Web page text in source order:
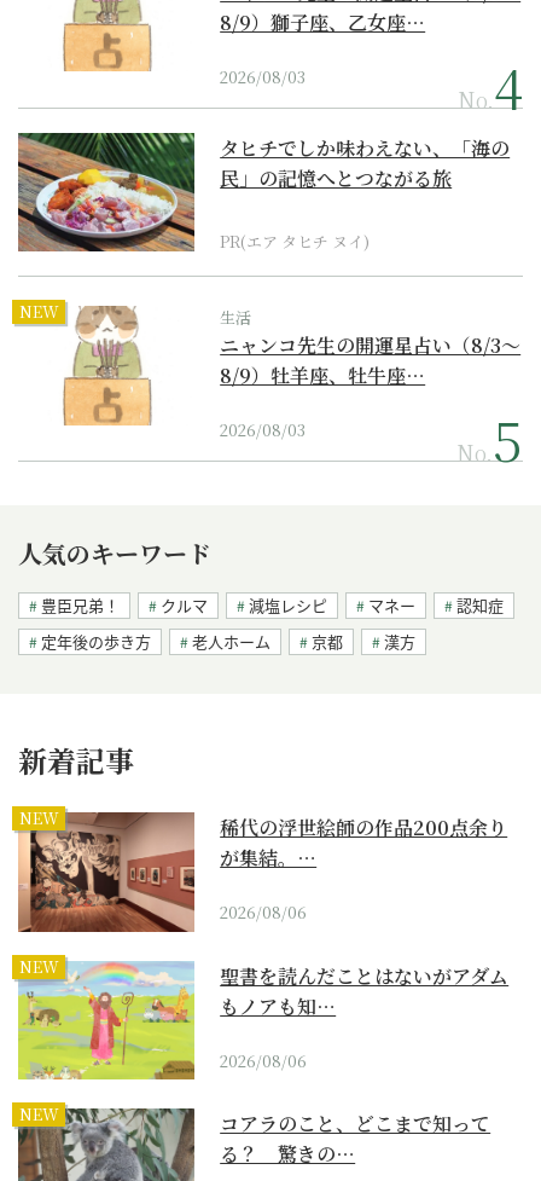
8/9）獅子座、乙女座…
2026/08/03
No.
タヒチでしか味わえない、「海の
民」の記憶へとつながる旅
PR(エア タヒチ ヌイ)
NEW 生活
ニャンコ先生の開運星占い（8/3～
8/9）牡羊座、牡牛座…
2026/08/03
No.
人気のキーワード
豊臣兄弟！ クルマ 減塩レシピ マネー
認知症
定年後の歩き方
老人ホーム 京都 漢方
新着記事
NEW
稀代の浮世絵師の作品200点余り
が集結。…
2026/08/06
NEW
聖書を読んだことはないがアダム
もノアも知…
2026/08/06
NEW
コアラのこと、どこまで知って
る？ 驚きの…